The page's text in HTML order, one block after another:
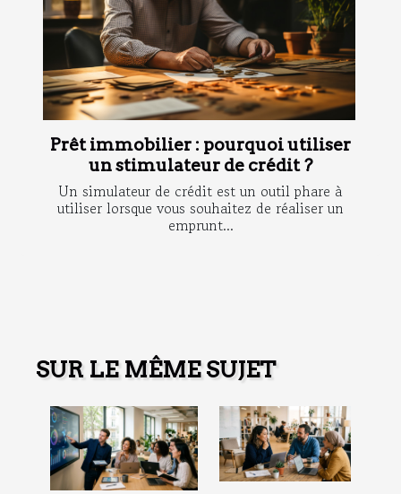
Prêt immobilier : pourquoi utiliser
un stimulateur de crédit ?
Un simulateur de crédit est un outil phare à
utiliser lorsque vous souhaitez de réaliser un
emprunt...
SUR LE MÊME SUJET